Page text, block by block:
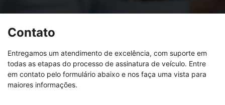
Contato
Entregamos um atendimento de excelência, com suporte em
todas as etapas do processo de assinatura de veículo. Entre
em contato pelo formulário abaixo e nos faça uma vista para
maiores informações.